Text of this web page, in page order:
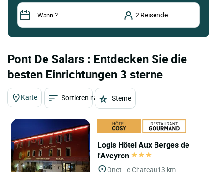
Pont De Salars : Entdecken Sie die
besten Einrichtungen 3 sterne
Karte Sortieren nach Sterne
Logis Hôtel Aux Berges de
l'Aveyron
Onet Le Chateau13 km